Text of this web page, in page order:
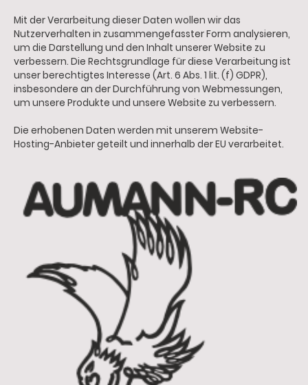
Mit der Verarbeitung dieser Daten wollen wir das
Nutzerverhalten in zusammengefasster Form analysieren,
um die Darstellung und den Inhalt unserer Website zu
verbessern. Die Rechtsgrundlage für diese Verarbeitung ist
unser berechtigtes Interesse (Art. 6 Abs. 1 lit. (f) GDPR),
insbesondere an der Durchführung von Webmessungen,
um unsere Produkte und unsere Website zu verbessern.
Die erhobenen Daten werden mit unserem Website-
Hosting-Anbieter geteilt und innerhalb der EU verarbeitet.